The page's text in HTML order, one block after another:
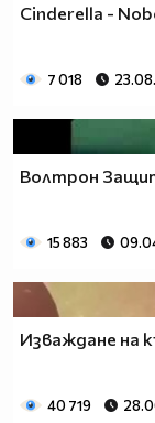
Cinderella -
7 018
Волтрон
15 883
Изваждане на
40 719